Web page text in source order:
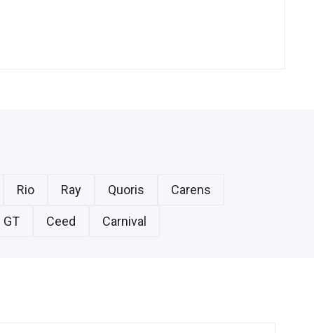
Rio Ray Quoris Carens
GT Ceed Carnival